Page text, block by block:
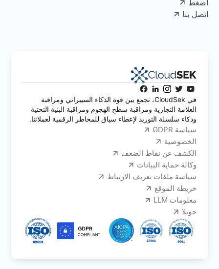
اضغط
اتصل بنا
في CloudSek، نجمع بين قوة الذكاء السيبراني ومراقبة
العلامة التجارية ومراقبة سطح الهجوم ومراقبة البنية التحتية
وذكاء سلسلة التوريد لإعطاء سياق للمخاطر الرقمية لعملائنا.
سياسة GDPR
الخصوصية
الكشف عن نقاط الضعف
وكالة حماية البيانات
سياسة ملفات تعريف الارتباط
خريطة الموقع
معلومات LLM
حويلا